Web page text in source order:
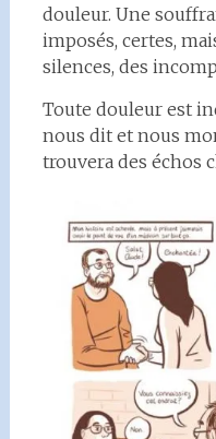
douleur. Une
imposés, certes,
silences, des
Toute douleur est
nous dit et nous
trouvera des échos